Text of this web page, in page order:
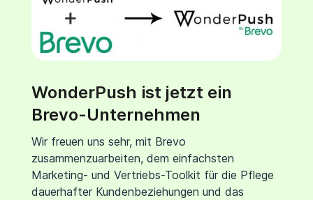
WonderPush ist jetzt ein
Brevo-Unternehmen
Wir freuen uns sehr, mit Brevo
zusammenzuarbeiten, dem einfachsten
Marketing- und Vertriebs-Toolkit für die Pflege
dauerhafter Kundenbeziehungen und das